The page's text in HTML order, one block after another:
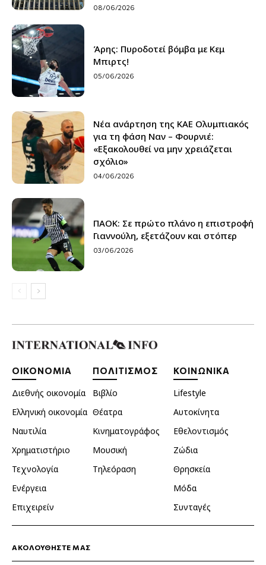
08/06/2026
Άρης: Πυροδοτεί βόμβα με Κεμ
Μπιρτς!
05/06/2026
Νέα ανάρτηση της ΚΑΕ Ολυμπιακός
για τη φάση Ναν – Φουρνιέ:
«Εξακολουθεί να μην χρειάζεται
σχόλιο»
04/06/2026
ΠΑΟΚ: Σε πρώτο πλάνο η επιστροφή
Γιαννούλη, εξετάζουν και στόπερ
03/06/2026
ΟΙΚΟΝΟΜΙΑ
Διεθνής οικονομία
Ελληνική οικονομία
Ναυτιλία
Χρηματιστήριο
Τεχνολογία
Ενέργεια
Επιχειρείν
ΠΟΛΙΤΙΣΜΟΣ
Βιβλίο
Θέατρα
Κινηματογράφος
Μουσική
Τηλεόραση
ΚΟΙΝΩΝΙΚΑ
Lifestyle
Αυτοκίνητα
Εθελοντισμός
Ζώδια
Θρησκεία
Μόδα
Συνταγές
ΑΚΟΛΟΥΘΗΣΤΕ ΜΑΣ